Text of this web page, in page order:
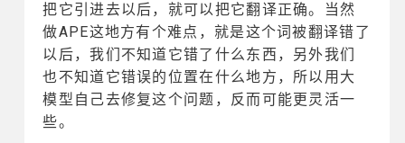
把它引进去以后，就可以把它翻译正确。当然
做APE这地方有个难点，就是这个词被翻译错了
以后，我们不知道它错了什么东西，另外我们
也不知道它错误的位置在什么地方，所以用大
模型自己去修复这个问题，反而可能更灵活一
些。